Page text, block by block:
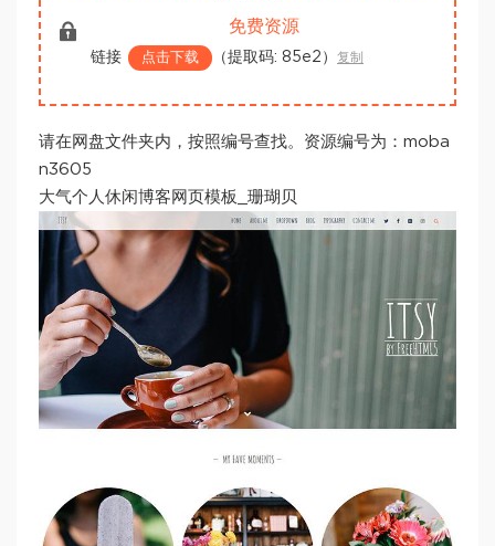
免费资源
链接 点击下载 （提取码: 85e2） 复制
请在网盘文件夹内，按照编号查找。资源编号为：moba
n3605
大气个人休闲博客网页模板_珊瑚贝